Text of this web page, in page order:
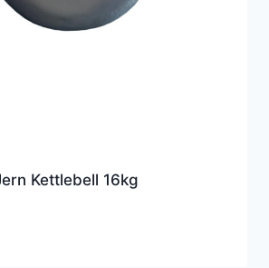
Kettlebell 16kg